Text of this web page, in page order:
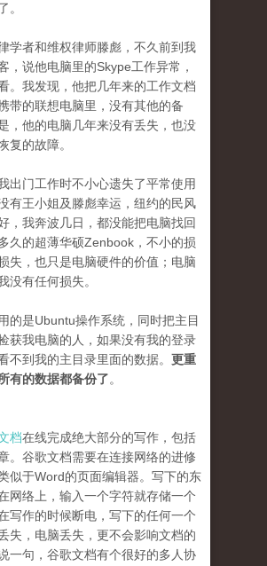
。
学者和维权律师滕彪，不久前到我
，说他电脑里的Skype工作异常，
。我发现，他把几年来的工作文档
带的联想电脑里，没有其他的备
，他的电脑几年来没有丢失，也没
复的故障。
出门工作时不小心遗失了平常使用
有王小姐及滕彪幸运，纽约的民风
，我奔波几日，都没能把电脑找回
久的超薄华硕Zenbook，不小的损
失，也只是电脑硬件的价值；电脑
没有任何损失。
的是Ubuntu操作系统，同时把主目
获我电脑的人，如果没有我的登录
不到我的主目录里面的数据。 更重
有的数据都备份了。
档在线完成绝大部分的写作，包括
。谷歌文档需要在连接网络的进修
似于Word的页面编辑器。写下的东
网络上，输入一个字符就存储一个
写作的时候断电，写下的任何一个
失，电脑丢失，更不会影响文档的
一句，谷歌文档有个很好的多人协